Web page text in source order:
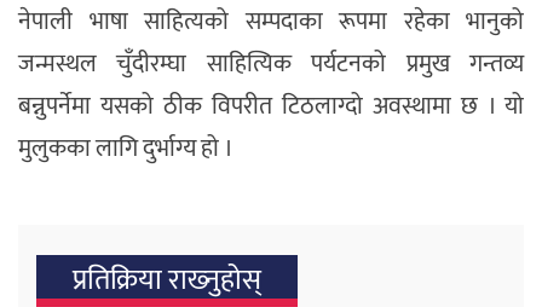
नेपाली भाषा साहित्यको सम्पदाका रूपमा रहेका भानुको
जन्मस्थल चुँदीरम्घा साहित्यिक पर्यटनको प्रमुख गन्तव्य
बन्नुपर्नेमा यसको ठीक विपरीत टिठलाग्दो अवस्थामा छ । यो
मुलुकका लागि दुर्भाग्य हो ।
प्रतिक्रिया राख्‍नुहोस्